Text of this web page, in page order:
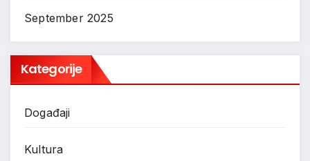
September 2025
Kategorije
Događaji
Kultura